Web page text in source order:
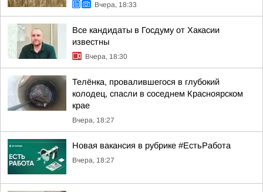
Вчера, 18:33
Все кандидаты в Госдуму от Хакасии
известны
Вчера, 18:30
Телёнка, провалившегося в глубокий
колодец, спасли в соседнем Красноярском
крае
Вчера, 18:27
Новая вакансия в рубрике #ЕстьРабота
Вчера, 18:27